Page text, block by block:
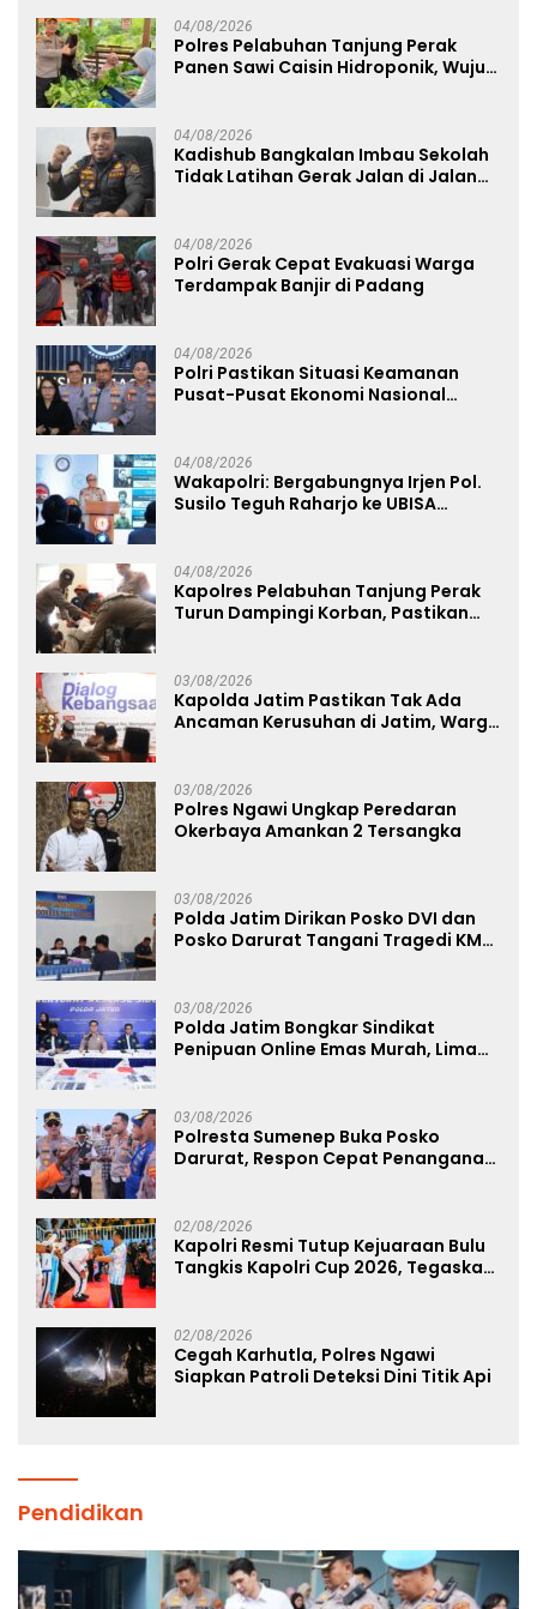
04/08/2026
Polres Pelabuhan Tanjung Perak
Panen Sawi Caisin Hidroponik, Wujud
04/08/2026
Kadishub Bangkalan Imbau Sekolah
Tidak Latihan Gerak Jalan di Jalan
04/08/2026
Polri Gerak Cepat Evakuasi Warga
Terdampak Banjir di Padang
04/08/2026
Polri Pastikan Situasi Keamanan
Pusat-Pusat Ekonomi Nasional
04/08/2026
Wakapolri: Bergabungnya Irjen Pol.
Susilo Teguh Raharjo ke UBISA
04/08/2026
Kapolres Pelabuhan Tanjung Perak
Turun Dampingi Korban, Pastikan
03/08/2026
Kapolda Jatim Pastikan Tak Ada
Ancaman Kerusuhan di Jatim, Warga
03/08/2026
Polres Ngawi Ungkap Peredaran
Okerbaya Amankan 2 Tersangka
03/08/2026
Polda Jatim Dirikan Posko DVI dan
Posko Darurat Tangani Tragedi KMP
03/08/2026
Polda Jatim Bongkar Sindikat
Penipuan Online Emas Murah, Lima
03/08/2026
Polresta Sumenep Buka Posko
Darurat, Respon Cepat Penanganan
02/08/2026
Kapolri Resmi Tutup Kejuaraan Bulu
Tangkis Kapolri Cup 2026, Tegaskan
02/08/2026
Cegah Karhutla, Polres Ngawi
Siapkan Patroli Deteksi Dini Titik Api
Pendidikan